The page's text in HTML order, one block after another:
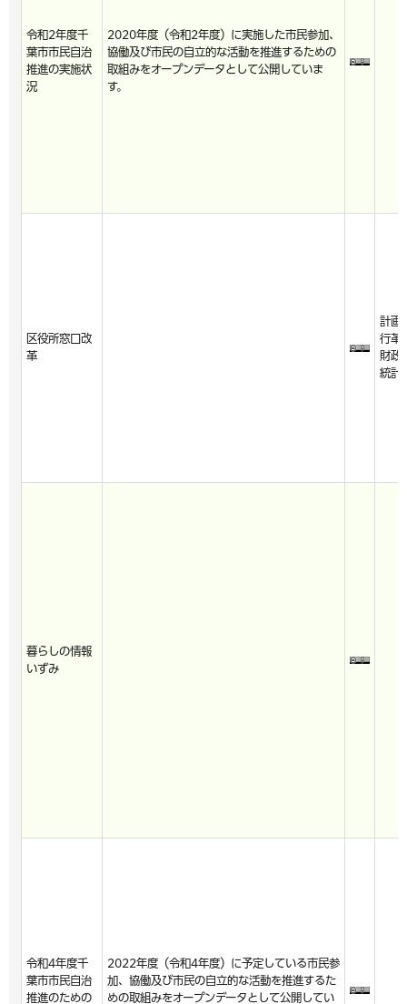
令和2年度千
葉市市民自治
推進の実施状
況
2020年度（令和2年度）に実施した市民参加、
協働及び市民の自立的な活動を推進するための
取組みをオープンデータとして公開していま
す。
区役所窓口改
革
計画
行革
財政
統計
暮らしの情報
いずみ
令和4年度千
葉市市民自治
推進のための
2022年度（令和4年度）に予定している市民参
加、協働及び市民の自立的な活動を推進するた
めの取組みをオープンデータとして公開してい